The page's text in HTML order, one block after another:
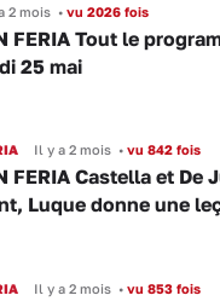
2 mois •vu 2026 fois
FERIA Tout le
25 mai
Il y a 2 mois •vu 842 fois
FERIA Castella et De
Luque donne une
Il y a 2 mois •vu 853 fois